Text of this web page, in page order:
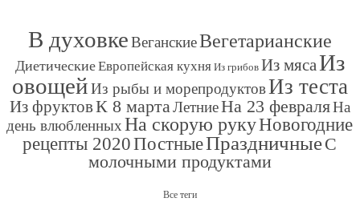
В духовкеВеганскиеВегетарианские
ДиетическиеЕвропейская кухня Из грибов Из мясаИз
овощейИз рыбы и морепродуктовИз теста
Из фруктовК 8 мартаЛетниеНа 23 февраляНа
день влюбленных На скорую рукуНовогодние
рецепты 2020ПостныеПраздничныеС
молочными продуктами
Все теги